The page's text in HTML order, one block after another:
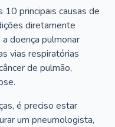
10 principais causas de
diretamente
doença pulmonar
vias respiratórias
de pulmão,
é preciso estar
um pneumologista,